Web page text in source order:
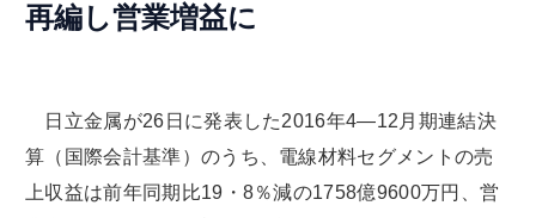
再編し営業増益に
日立金属が26日に発表した2016年4―12月期連結決
算（国際会計基準）のうち、電線材料セグメントの売
上収益は前年同期比19・8％減の1758億9600万円、営